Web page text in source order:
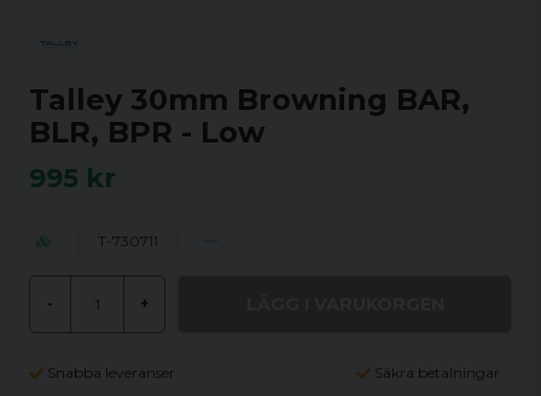
Talley 30mm Browning BAR,
BLR, BPR - Low
995 kr
T-730711
- +
Snabba leveranser Säkra betalningar